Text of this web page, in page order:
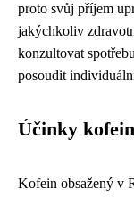
proto svůj příjem
jakýchkoliv
konzultovat
posoudit
Účinky
Kofein obsažený v